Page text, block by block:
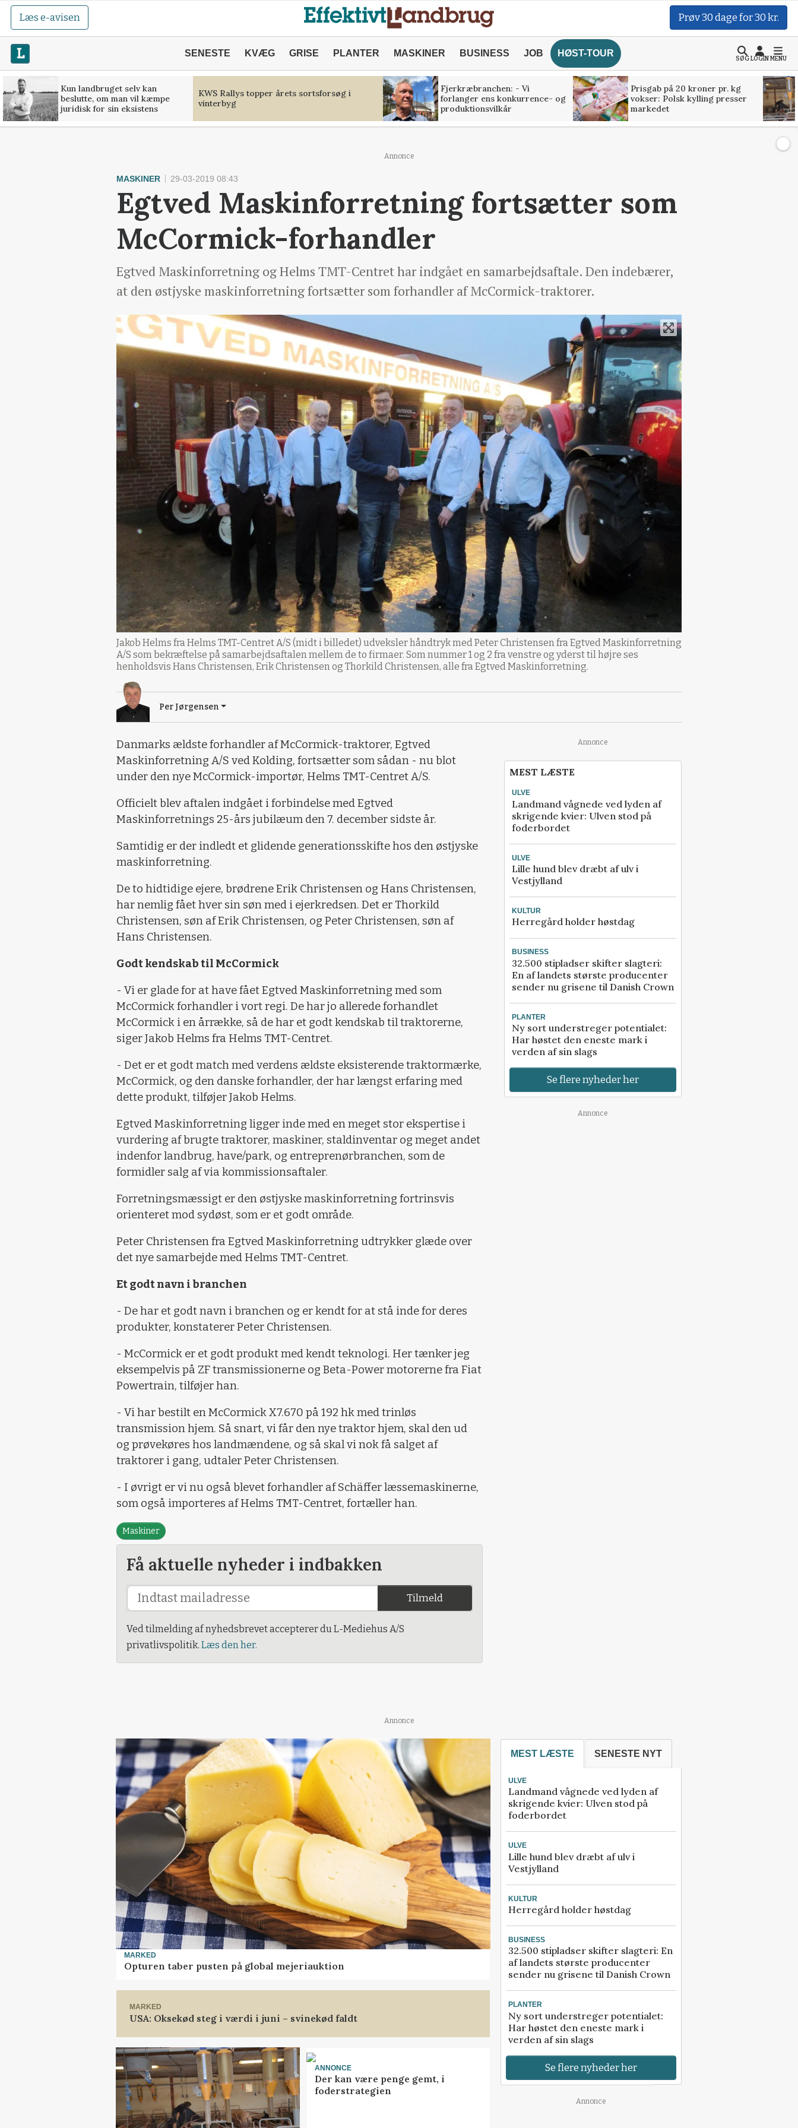
Læs e-avisen Prøv 30 dage for 30 kr.
SENESTE KVÆG GRISE PLANTER MASKINER BUSINESS JOB HØST-TOUR
SØGLOGINMENU
Kun landbruget selv kan
beslutte, om man vil kæmpe
juridisk for sin eksistens
KWS Rallys topper årets sortsforsøg i
vinterbyg
Fjerkræbranchen: - Vi
forlanger ens konkurrence- og
produktionsvilkår
Prisgab på 20 kroner pr. kg
vokser: Polsk kylling presser
markedet
Annonce
MASKINER 29-03-2019 08:43
Egtved Maskinforretning fortsætter som
McCormick-forhandler
Egtved Maskinforretning og Helms TMT-Centret har indgået en samarbejdsaftale. Den indebærer,
at den østjyske maskinforretning fortsætter som forhandler af McCormick-traktorer.
Jakob Helms fra Helms TMT-Centret A/S (midt i billedet) udveksler håndtryk med Peter Christensen fra Egtved Maskinforretning
A/S som bekræftelse på samarbejdsaftalen mellem de to firmaer. Som nummer 1 og 2 fra venstre og yderst til højre ses
henholdsvis Hans Christensen, Erik Christensen og Thorkild Christensen, alle fra Egtved Maskinforretning.
Per Jørgensen
Danmarks ældste forhandler af McCormick-traktorer, Egtved
Maskinforretning A/S ved Kolding, fortsætter som sådan - nu blot
under den nye McCormick-importør, Helms TMT-Centret A/S.
Officielt blev aftalen indgået i forbindelse med Egtved
Maskinforretnings 25-års jubilæum den 7. december sidste år.
Samtidig er der indledt et glidende generationsskifte hos den østjyske
maskinforretning.
De to hidtidige ejere, brødrene Erik Christensen og Hans Christensen,
har nemlig fået hver sin søn med i ejerkredsen. Det er Thorkild
Christensen, søn af Erik Christensen, og Peter Christensen, søn af
Hans Christensen.
Godt kendskab til McCormick
- Vi er glade for at have fået Egtved Maskinforretning med som
McCormick forhandler i vort regi. De har jo allerede forhandlet
McCormick i en årrække, så de har et godt kendskab til traktorerne,
siger Jakob Helms fra Helms TMT-Centret.
- Det er et godt match med verdens ældste eksisterende traktormærke,
McCormick, og den danske forhandler, der har længst erfaring med
dette produkt, tilføjer Jakob Helms.
Egtved Maskinforretning ligger inde med en meget stor ekspertise i
vurdering af brugte traktorer, maskiner, staldinventar og meget andet
indenfor landbrug, have/park, og entreprenørbranchen, som de
formidler salg af via kommissionsaftaler.
Forretningsmæssigt er den østjyske maskinforretning fortrinsvis
orienteret mod sydøst, som er et godt område.
Peter Christensen fra Egtved Maskinforretning udtrykker glæde over
det nye samarbejde med Helms TMT-Centret.
Et godt navn i branchen
- De har et godt navn i branchen og er kendt for at stå inde for deres
produkter, konstaterer Peter Christensen.
- McCormick er et godt produkt med kendt teknologi. Her tænker jeg
eksempelvis på ZF transmissionerne og Beta-Power motorerne fra Fiat
Powertrain, tilføjer han.
- Vi har bestilt en McCormick X7.670 på 192 hk med trinløs
transmission hjem. Så snart, vi får den nye traktor hjem, skal den ud
og prøvekøres hos landmændene, og så skal vi nok få salget af
traktorer i gang, udtaler Peter Christensen.
- I øvrigt er vi nu også blevet forhandler af Schäffer læssemaskinerne,
som også importeres af Helms TMT-Centret, fortæller han.
Maskiner
Få aktuelle nyheder i indbakken
Tilmeld
Ved tilmelding af nyhedsbrevet accepterer du L-Mediehus A/S
privatlivspolitik. Læs den her.
Annonce
MEST LÆSTE
ULVE
Landmand vågnede ved lyden af
skrigende kvier: Ulven stod på
foderbordet
ULVE
Lille hund blev dræbt af ulv i
Vestjylland
KULTUR
Herregård holder høstdag
BUSINESS
32.500 stipladser skifter slagteri:
En af landets største producenter
sender nu grisene til Danish Crown
PLANTER
Ny sort understreger potentialet:
Har høstet den eneste mark i
verden af sin slags
Se flere nyheder her
Annonce
Annonce
MARKED
Opturen taber pusten på global mejeriauktion
MARKED
USA: Oksekød steg i værdi i juni – svinekød faldt
ANNONCE
Der kan være penge gemt, i
foderstrategien
MEST LÆSTE SENESTE NYT
ULVE
Landmand vågnede ved lyden af
skrigende kvier: Ulven stod på
foderbordet
ULVE
Lille hund blev dræbt af ulv i
Vestjylland
KULTUR
Herregård holder høstdag
BUSINESS
32.500 stipladser skifter slagteri: En
af landets største producenter
sender nu grisene til Danish Crown
PLANTER
Ny sort understreger potentialet:
Har høstet den eneste mark i
verden af sin slags
Se flere nyheder her
Annonce